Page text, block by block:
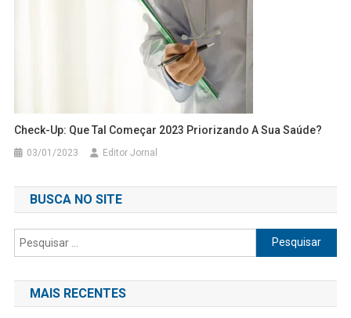
Check-Up: Que Tal Começar 2023 Priorizando A Sua Saúde?
03/01/2023 Editor Jornal
BUSCA NO SITE
Pesquisar
por:
MAIS RECENTES